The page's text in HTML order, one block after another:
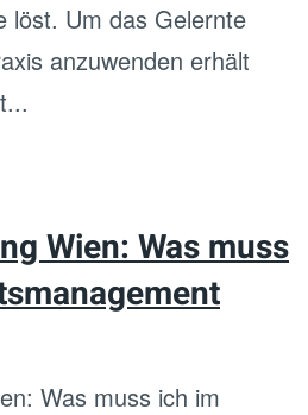
löst. Um das Gelernte
anzuwenden erhält
Wien: Was muss
Was muss ich im